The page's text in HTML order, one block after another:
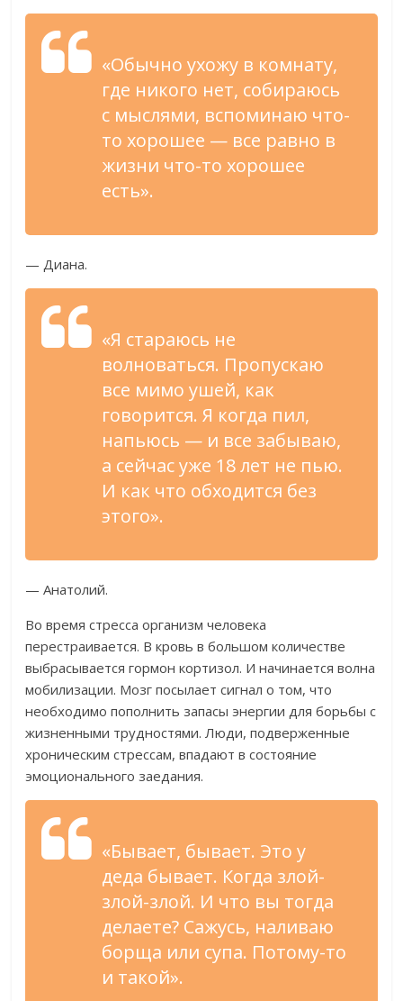
«Обычно ухожу в комнату,
где никого нет, собираюсь
с мыслями, вспоминаю что-
то хорошее — все равно в
жизни что-то хорошее
есть».
— Диана.
«Я стараюсь не
волноваться. Пропускаю
все мимо ушей, как
говорится. Я когда пил,
напьюсь — и все забываю,
а сейчас уже 18 лет не пью.
И как что обходится без
этого».
— Анатолий.
Во время стресса организм человека
перестраивается. В кровь в большом количестве
выбрасывается гормон кортизол. И начинается волна
мобилизации. Мозг посылает сигнал о том, что
необходимо пополнить запасы энергии для борьбы с
жизненными трудностями. Люди, подверженные
хроническим стрессам, впадают в состояние
эмоционального заедания.
«Бывает, бывает. Это у
деда бывает. Когда злой-
злой-злой. И что вы тогда
делаете? Сажусь, наливаю
борща или супа. Потому-то
и такой».